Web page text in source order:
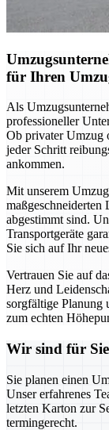
für Ihren
Als
professioneller
Ob privater Umzug
jeder Schritt
ankommen.
Mit unserem
maßgeschneiderten
abgestimmt sind.
Transportgeräte
Sie sich auf Ihr
Vertrauen Sie auf
Herz und
sorgfältige Planung
zum echten
Wir sind für
Sie planen einen
Unser erfahrenes
letzten Karton zur
termingerecht.